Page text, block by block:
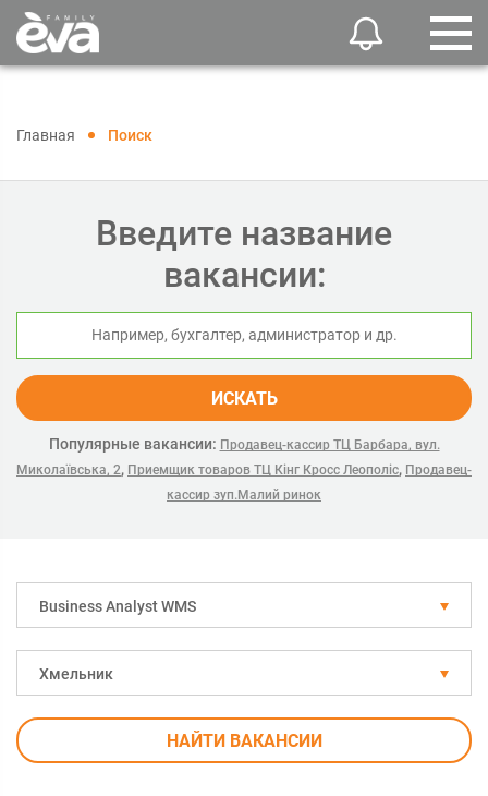
Главная Поиск
Введите название
вакансии:
ИСКАТЬ
Популярные вакансии: Продавец-кассир ТЦ Барбара, вул.
Миколаївська, 2, Приемщик товаров ТЦ Кінг Кросс Леополіс, Продавец-
кассир зуп.Малий ринок
Business Analyst WMS
Хмельник
НАЙТИ ВАКАНСИИ